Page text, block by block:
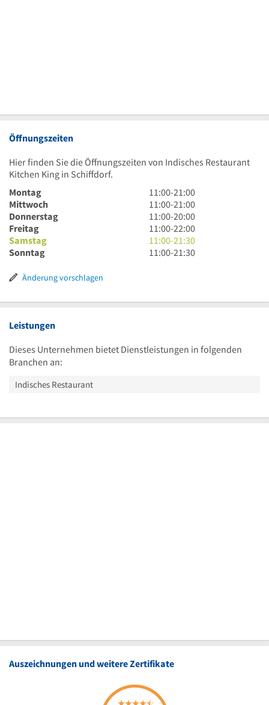
Öffnungszeiten
Hier finden Sie die Öffnungszeiten von Indisches Restaurant
Kitchen King in Schiffdorf.
Montag
11
Uhr
bis
21
Uhr
11:00-21:00
Mittwoch
11
Uhr
bis
21
Uhr
11:00-21:00
Donnerstag
11
Uhr
bis
20
11:00-20:00
Freitag
11
Uhr
bis
11:00-22:00
Samstag
11
Uhr
30
11:00-21:30
Sonntag
11
Uhr
11:00-21:30
Änderung vorschlagen
Leistungen
Dieses Unternehmen bietet Dienstleistungen in folgenden
Branchen an:
Indisches Restaurant
Auszeichnungen und weitere Zertifikate